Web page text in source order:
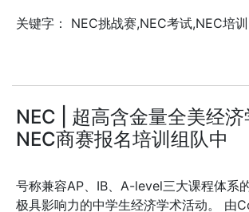
关键字： NEC挑战赛,NEC考试,NEC培
NEC | 超高含金量全美经济
NEC商赛报名培训组队中
号称兼容AP、IB、A-level三大课程体系
极具影响力的中学生经济学术活动。 由